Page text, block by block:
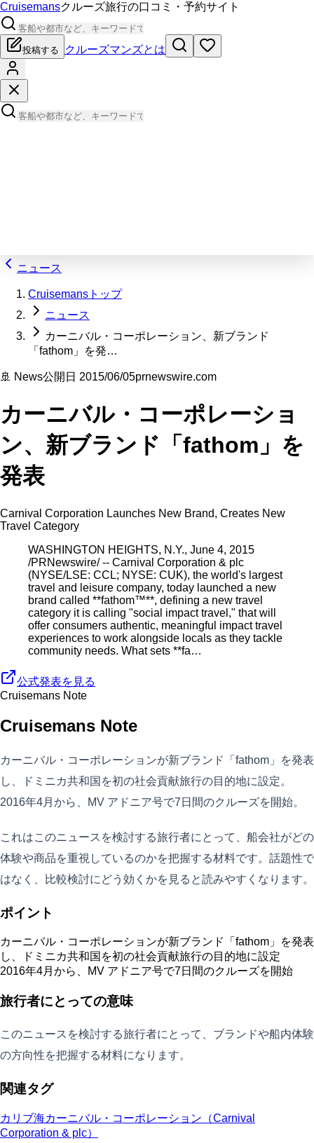
Cruisemansクルーズ旅行の口コミ・予約サイト
投稿する クルーズマンズとは
ニュース
Cruisemansトップ
ニュース
カーニバル・コーポレーション、新ブランド
「fathom」を発…
🚢 News公開日 2015/06/05prnewswire.com
カーニバル・コーポレーショ
ン、新ブランド「fathom」を
発表
Carnival Corporation Launches New Brand, Creates New
Travel Category
WASHINGTON HEIGHTS, N.Y., June 4, 2015
/PRNewswire/ -- Carnival Corporation & plc
(NYSE/LSE: CCL; NYSE: CUK), the world's largest
travel and leisure company, today launched a new
brand called **fathom™**, defining a new travel
category it is calling "social impact travel," that will
offer consumers authentic, meaningful impact travel
experiences to work alongside locals as they tackle
community needs. What sets **fa…
公式発表を見る
Cruisemans Note
Cruisemans Note
カーニバル・コーポレーションが新ブランド「fathom」を発表
し、ドミニカ共和国を初の社会貢献旅行の目的地に設定。
2016年4月から、MV アドニア号で7日間のクルーズを開始。
これはこのニュースを検討する旅行者にとって、船会社がどの
体験や商品を重視しているのかを把握する材料です。話題性で
はなく、比較検討にどう効くかを見ると読みやすくなります。
ポイント
カーニバル・コーポレーションが新ブランド「fathom」を発表
し、ドミニカ共和国を初の社会貢献旅行の目的地に設定
2016年4月から、MV アドニア号で7日間のクルーズを開始
旅行者にとっての意味
このニュースを検討する旅行者にとって、ブランドや船内体験
の方向性を把握する材料になります。
関連タグ
カリブ海カーニバル・コーポレーション（Carnival
Corporation & plc）